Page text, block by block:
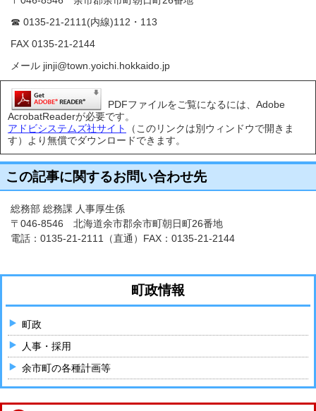
☎ 0135-21-2111(内線)112・113
FAX 0135-21-2144
メール jinji@town.yoichi.hokkaido.jp
PDFファイルをご覧になるには、Adobe
AcrobatReaderが必要です。
アドビシステムズ社サイト
（このリンクは別ウィンドウで開きま
す）より無償でダウンロードできます。
この記事に関するお問い合わせ先
総務部 総務課 人事厚生係
〒046-8546 北海道余市郡余市町朝日町26番地
電話： 0135-21-2111 （直通）FAX：0135-21-2144
町政情報
町政
人事・採用
余市町の各種計画等